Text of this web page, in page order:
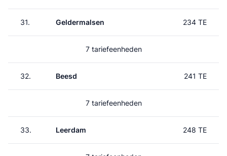
31. Geldermalsen 234 TE
7 tariefeenheden
32. Beesd 241 TE
7 tariefeenheden
33. Leerdam 248 TE